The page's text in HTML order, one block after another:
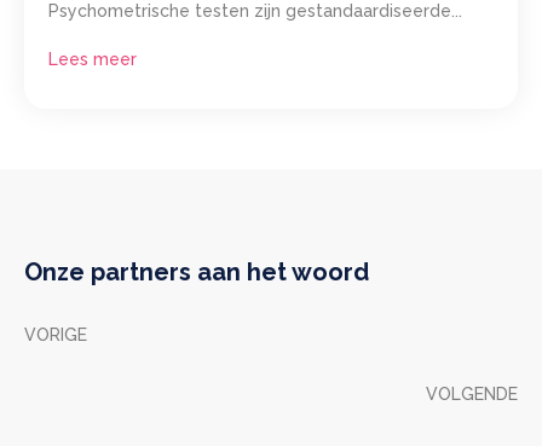
Psychometrische testen zijn gestandaardiseerde...
Lees meer
Onze partners aan het woord
VORIGE
VOLGENDE